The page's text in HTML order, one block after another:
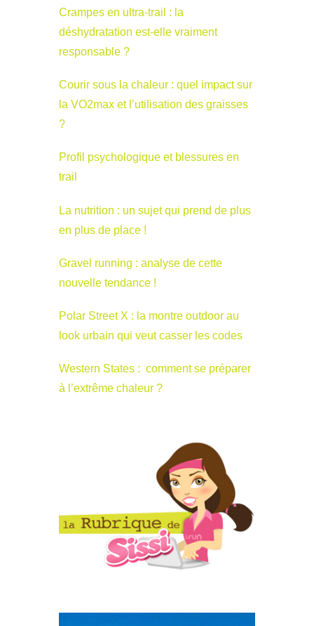
Crampes en ultra-trail : la
déshydratation est-elle vraiment
responsable ?
Courir sous la chaleur : quel impact sur
la VO2max et l’utilisation des graisses
?
Profil psychologique et blessures en
trail
La nutrition : un sujet qui prend de plus
en plus de place !
Gravel running : analyse de cette
nouvelle tendance !
Polar Street X : la montre outdoor au
look urbain qui veut casser les codes
Western States : comment se préparer
à l’extrême chaleur ?